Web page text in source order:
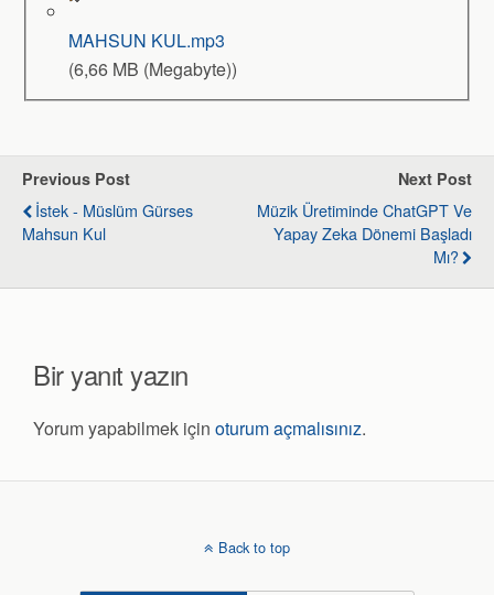
MAHSUN KUL.mp3
(6,66 MB (Megabyte))
Previous Post
İstek - Müslüm Gürses
Mahsun Kul
Next Post
Müzik Üretiminde ChatGPT Ve
Yapay Zeka Dönemi Başladı
Mı?
Bir yanıt yazın
Yorum yapabilmek için oturum açmalısınız.
Back to top